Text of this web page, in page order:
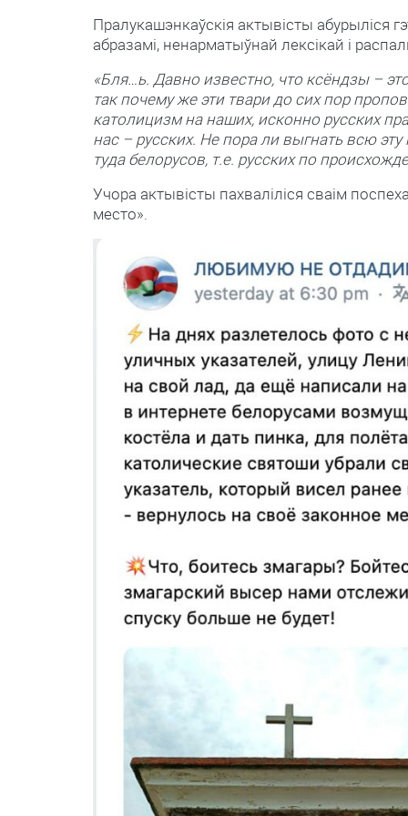
Пралукашэнкаўскія актывісты абурыліся
абразамі, ненарматыўнай лексікай і
«Бля…ь. Давно известно, что ксёндзы –
так почему же эти твари до сих пор
католицизм на наших, исконно русских
нас – русских. Не пора ли выгнать всю
туда белорусов, т.е. русских по
Учора актывісты пахваліліся сваім
место».